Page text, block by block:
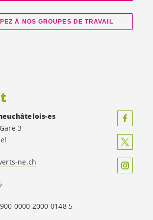
À NOS GROUPES DE TRAVAIL
es
3
ne.ch
0000 2000 0148 5